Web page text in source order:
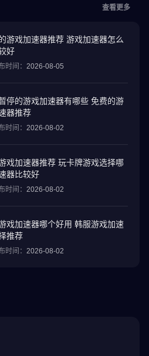
雪月与风花交织的战场，收集散落
」
终认可……你准备好了吗？
机制：前10连必中SSR。没有固定T0
的传说「神格觉醒」
令失衡」切换不同阵营形态。韩国
传说，正式展开。
破长夜
可转化为角色突破素材。每张UR卡
查看更多
游戏加速器推荐 游戏加速器怎么
好
时间： 2026-08-05
停的游戏加速器有哪些 免费的游
器推荐
时间： 2026-08-02
戏加速器推荐 玩卡牌游戏选择哪
器比较好
时间： 2026-08-02
戏加速器哪个好用 韩服游戏加速
推荐
时间： 2026-08-02